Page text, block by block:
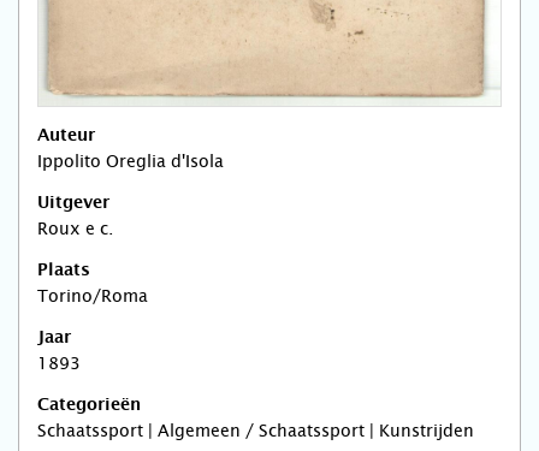
Auteur
Ippolito Oreglia d'Isola
Uitgever
Roux e c.
Plaats
Torino/Roma
Jaar
1893
Categorieën
Schaatssport | Algemeen / Schaatssport | Kunstrijden